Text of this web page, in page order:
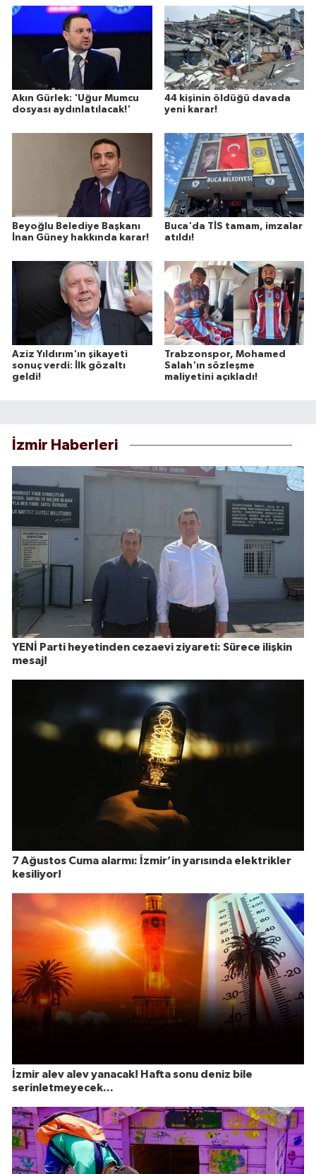
Akın Gürlek: 'Uğur Mumcu
dosyası aydınlatılacak!'
44 kişinin öldüğü davada
yeni karar!
Beyoğlu Belediye Başkanı
İnan Güney hakkında karar!
Buca'da TİS tamam, imzalar
atıldı!
Aziz Yıldırım'ın şikayeti
sonuç verdi: İlk gözaltı
geldi!
Trabzonspor, Mohamed
Salah'ın sözleşme
maliyetini açıkladı!
İzmir Haberleri
YENİ Parti heyetinden cezaevi ziyareti: Sürece ilişkin
mesaj!
7 Ağustos Cuma alarmı: İzmir’in yarısında elektrikler
kesiliyor!
İzmir alev alev yanacak! Hafta sonu deniz bile
serinletmeyecek...